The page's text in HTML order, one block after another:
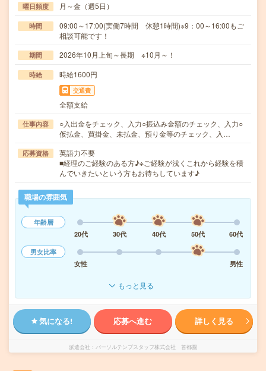
曜日頻度 月～金（週5日）
時間
09:00～17:00(実働7時間 休憩1時間)※9：00～16:00もご
相談可能です！
期間 2026年10月上旬～長期 ※10月～！
時給 時給1600円
交通費
全額支給
仕事内容
○入出金をチェック、入力○振込み金額のチェック、入力○
仮払金、買掛金、未払金、預り金等のチェック、入…
応募資格
英語力不要
■経理のご経験のある方♪※ご経験が浅くこれから経験を積
んでいきたいという方もお待ちしています♪
職場の雰囲気
年齢層
20代
30代 40代 50代
60代
男女比率
女性
男性
もっと見る
気になる! 応募へ進む 詳しく見る
派遣会社 パーソルテンプスタッフ株式会社 首都圏